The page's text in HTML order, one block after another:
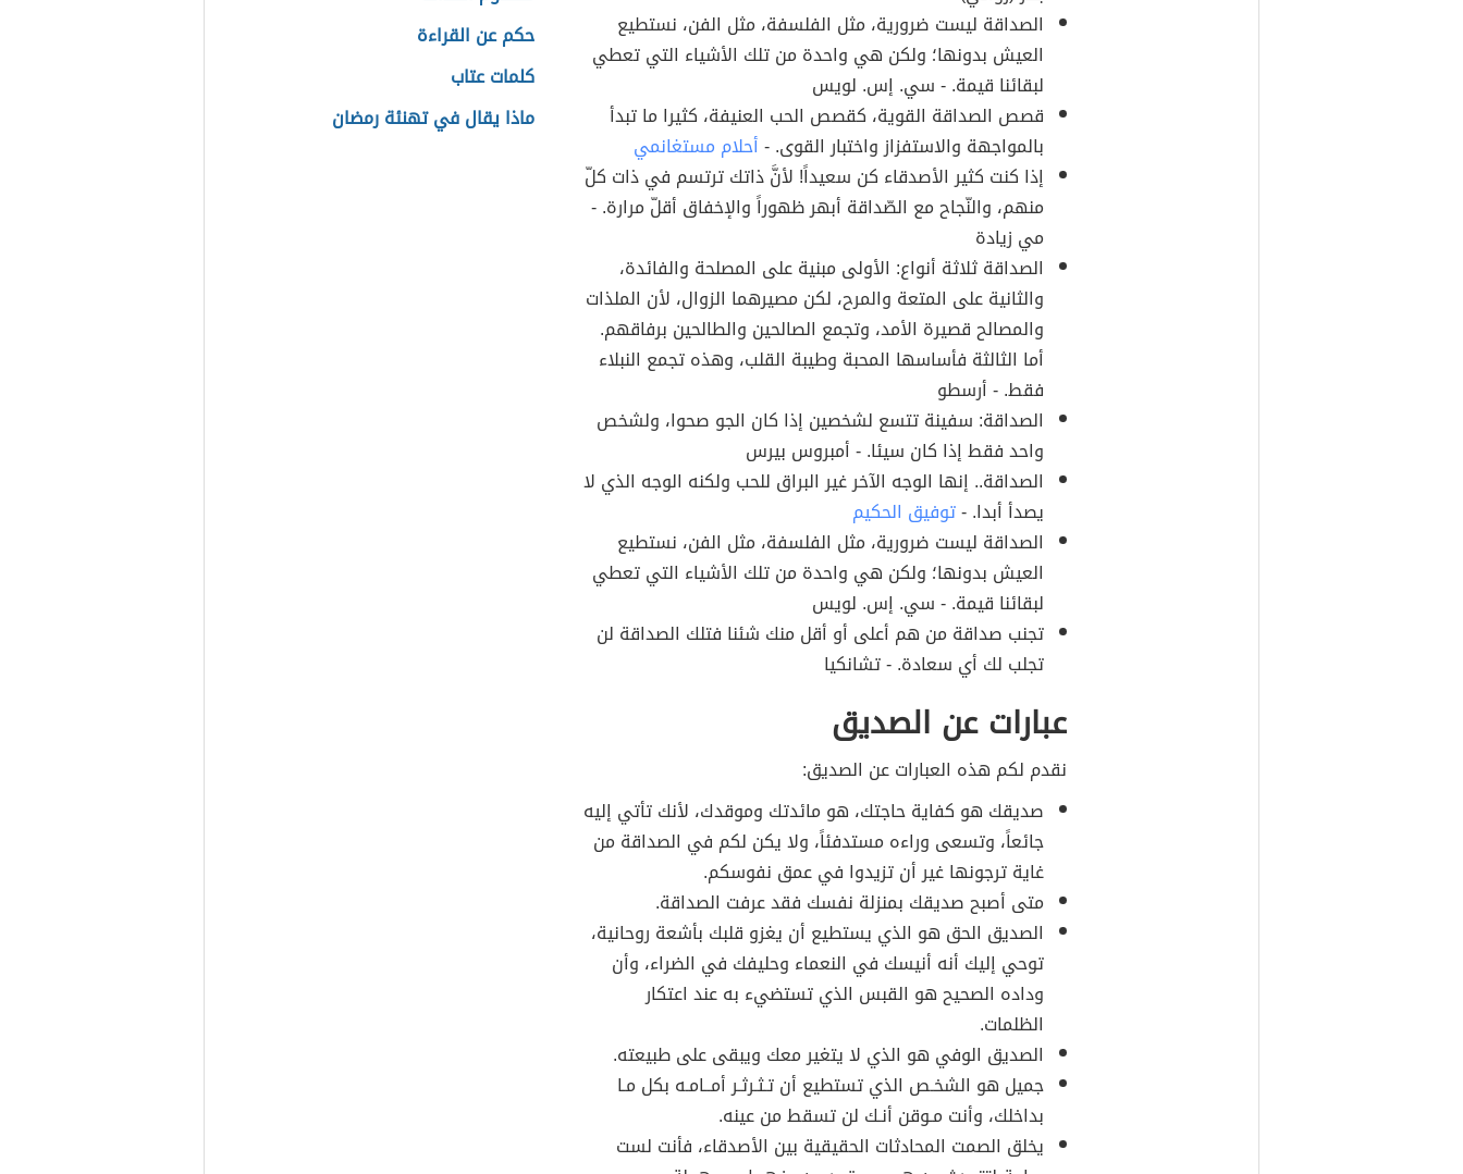
الصداقة ليست ضرورية، مثل الفلسفة، مثل الفن، نستطيع
العيش بدونها؛ ولكن هي واحدة من تلك الأشياء التي تعطي
لبقائنا قيمة. - سي. إس. لويس
قصص الصداقة القوية، كقصص الحب العنيفة، كثيرا ما تبدأ
بالمواجهة والاستفزاز واختبار القوى. -أحلام مستغانمي
إذا كنت كثير الأصدقاء كن سعيداً! لأنَّ ذاتك ترتسم في ذات كلّ
منهم، والنّجاح مع الصّداقة أبهر ظهوراً والإخفاق أقلّ مرارة. -
مي زيادة
الصداقة ثلاثة أنواع: الأولى مبنية على المصلحة والفائدة،
والثانية على المتعة والمرح، لكن مصيرهما الزوال، لأن الملذات
والمصالح قصيرة الأمد، وتجمع الصالحين والطالحين برفاقهم.
أما الثالثة فأساسها المحبة وطيبة القلب، وهذه تجمع النبلاء
فقط. - أرسطو
الصداقة: سفينة تتسع لشخصين إذا كان الجو صحوا، ولشخص
واحد فقط إذا كان سيئا. - أمبروس بيرس
الصداقة.. إنها الوجه الآخر غير البراق للحب ولكنه الوجه الذي لا
يصدأ أبدا. -توفيق الحكيم
الصداقة ليست ضرورية، مثل الفلسفة، مثل الفن، نستطيع
العيش بدونها؛ ولكن هي واحدة من تلك الأشياء التي تعطي
لبقائنا قيمة. - سي. إس. لويس
تجنب صداقة من هم أعلى أو أقل منك شئنا فتلك الصداقة لن
تجلب لك أي سعادة. - تشانكيا
عبارات عن الصديق
نقدم لكم هذه العبارات عن الصديق:
صديقك هو كفاية حاجتك، هو مائدتك وموقدك، لأنك تأتي إليه
جائعاً، وتسعى وراءه مستدفئاً، ولا يكن لكم في الصداقة من
غاية ترجونها غير أن تزيدوا في عمق نفوسكم.
متى أصبح صديقك بمنزلة نفسك فقد عرفت الصداقة.
الصديق الحق هو الذي يستطيع أن يغزو قلبك بأشعة روحانية،
توحي إليك أنه أنيسك في النعماء وحليفك في الضراء، وأن
وداده الصحيح هو القبس الذي تستضيء به عند اعتكار
الظلمات.
الصديق الوفي هو الذي لا يتغير معك ويبقى على طبيعته.
جميل هو الشخـص الذي تستطيع أن تـثـرثـر أمــامـه بكل مـا
بداخلك، وأنت مـوقن أنـك لن تسقط من عينه.
يخلق الصمت المحادثات الحقيقية بين الأصدقاء، فأنت لست
حكم عن القراءة
كلمات عتاب
ماذا يقال في تهنئة رمضان